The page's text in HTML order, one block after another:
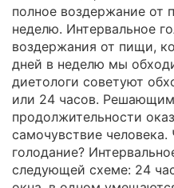
полное воздержание от
неделю. Интервальное
воздержания от пищи,
дней в неделю мы
диетологи советуют
или 24 часов.
продолжительности
самочувствие
голодание?
следующей схеме: 24